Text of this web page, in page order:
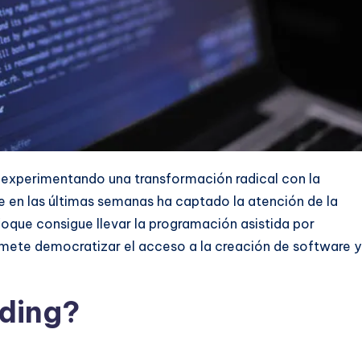
una transformación radical con la
en las últimas semanas ha captado la atención de la
consigue llevar la programación asistida por
democratizar el acceso a la creación de software y